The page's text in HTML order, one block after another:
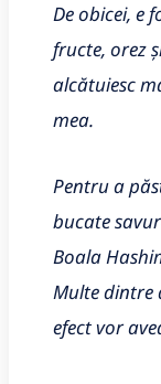
De obicei, e
fructe, orez
alcătuiesc
mea.
Pentru a
bucate
Boala
Multe dintre
efect vor